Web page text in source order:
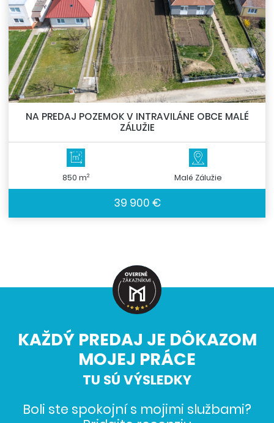
NA PREDAJ POZEMOK V INTRAVILÁNE OBCE MALÉ
ZÁLUŽIE
850 m2 Malé Zálužie
39 900 €
KAŽDÝ PREDAJ JE DÔKAZOM
MOJEJ PRÁCE
TU SÚ VÝSLEDKY
Boli ste spokojní s mojimi službami?